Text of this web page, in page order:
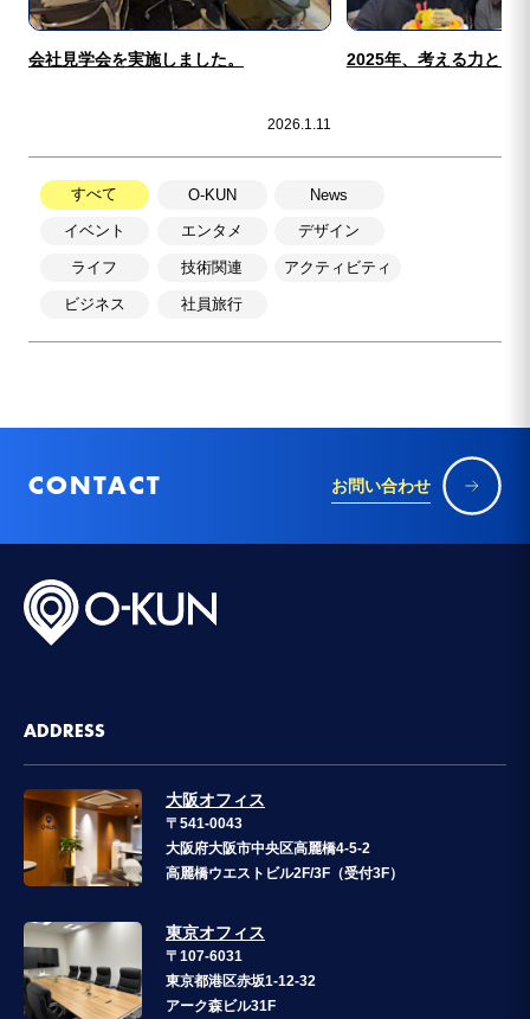
すべて O-KUN News
イベント エンタメ デザイン
ライフ 技術関連 アクティビティ
ビジネス 社員旅行
会社見学会を実施しました。
2026.1.11
2025年、考える力と向
CONTACT お問い合わせ
ADDRESS
大阪オフィス
〒541-0043
大阪府大阪市中央区高麗橋4-5-2
高麗橋ウエストビル2F/3F（受付3F）
東京オフィス
〒107-6031
東京都港区赤坂1-12-32
アーク森ビル31F